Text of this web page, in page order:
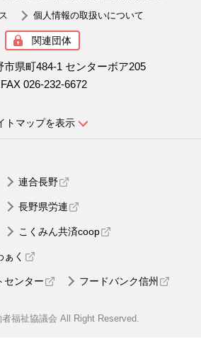
個人情報の取扱いについて
関連団体
市県町484-1 センターボア205
FAX 026-232-6672
トマップを表示
連合長野
長野県労連
こくみん共済coop
く
センター フードバンク信州
福祉協議会 All Right Reserved.